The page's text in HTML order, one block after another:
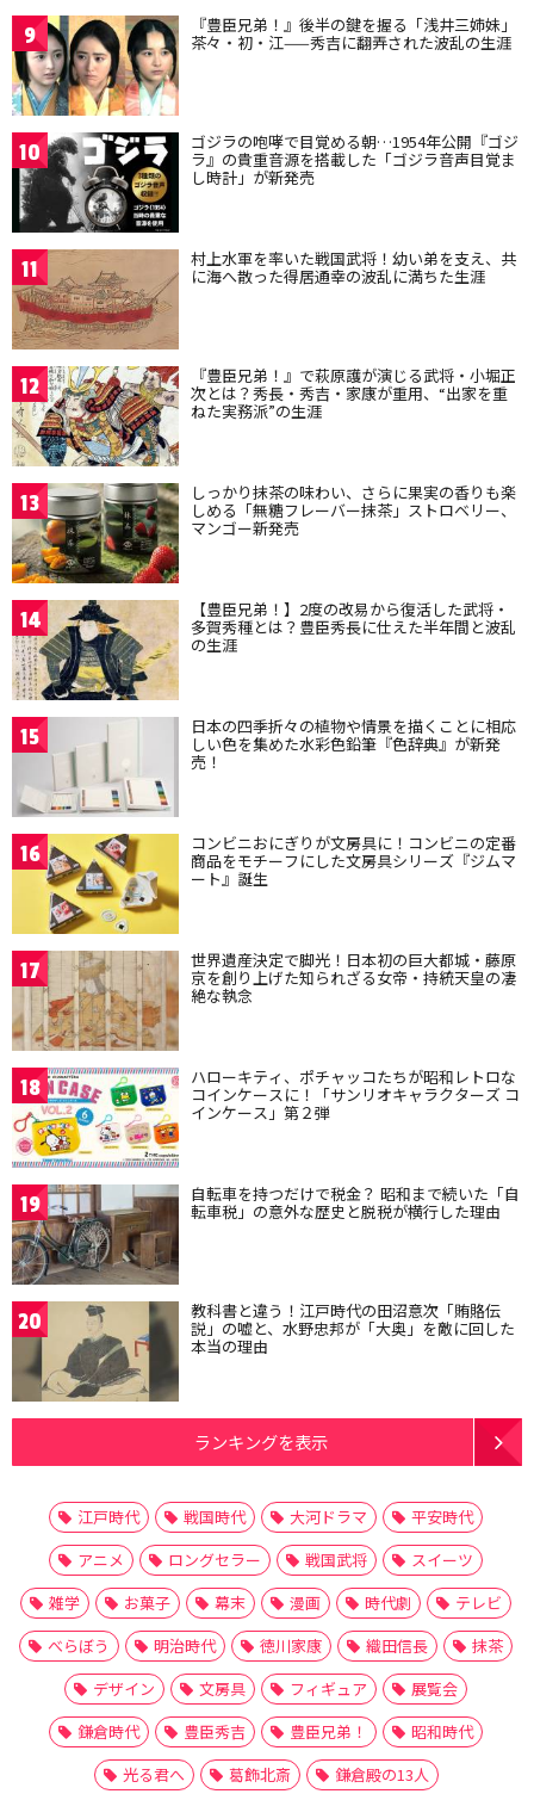
9 『豊臣兄弟！』後半の鍵を握る「浅井三姉妹」
茶々・初・江——秀吉に翻弄された波乱の生涯
10 ゴジラの咆哮で目覚める朝…1954年公開『ゴジ
ラ』の貴重音源を搭載した「ゴジラ音声目覚ま
し時計」が新発売
11 村上水軍を率いた戦国武将！幼い弟を支え、共
に海へ散った得居通幸の波乱に満ちた生涯
12 『豊臣兄弟！』で萩原護が演じる武将・小堀正
次とは？秀長・秀吉・家康が重用、“出家を重
ねた実務派”の生涯
13 しっかり抹茶の味わい、さらに果実の香りも楽
しめる「無糖フレーバー抹茶」ストロベリー、
マンゴー新発売
14 【豊臣兄弟！】2度の改易から復活した武将・
多賀秀種とは？豊臣秀長に仕えた半年間と波乱
の生涯
15 日本の四季折々の植物や情景を描くことに相応
しい色を集めた水彩色鉛筆『色辞典』が新発
売！
16 コンビニおにぎりが文房具に！コンビニの定番
商品をモチーフにした文房具シリーズ『ジムマ
ート』誕生
17 世界遺産決定で脚光！日本初の巨大都城・藤原
京を創り上げた知られざる女帝・持統天皇の凄
絶な執念
18 ハローキティ、ポチャッコたちが昭和レトロな
コインケースに！「サンリオキャラクターズ コ
インケース」第２弾
19 自転車を持つだけで税金？ 昭和まで続いた「自
転車税」の意外な歴史と脱税が横行した理由
20 教科書と違う！江戸時代の田沼意次「賄賂伝
説」の嘘と、水野忠邦が「大奥」を敵に回した
本当の理由
ランキングを表示
江戸時代 戦国時代 大河ドラマ
平安時代
アニメ
ロングセラー 戦国武将
スイーツ
雑学
お菓子 幕末 漫画 時代劇
テレビ
べらぼう
明治時代 徳川家康 織田信長
抹茶
デザイン
文房具 フィギュア
展覧会
鎌倉時代
豊臣秀吉 豊臣兄弟！
昭和時代
光る君へ
葛飾北斎 鎌倉殿の13人